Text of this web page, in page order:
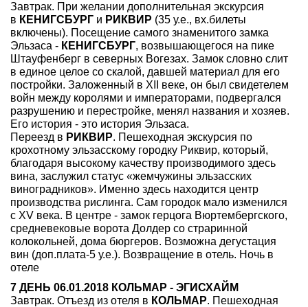
Завтрак. При желании дополнительная экскурсия
в КЕНИГСБУРГ и РИКВИР (35 у.е., вх.билеты
включены). Посещение самого знаменитого замка
Эльзаса - КЕНИГСБУРГ, возвышающегося на пике
Штауфенберг в северных Вогезах. Замок словно слит
в единое целое со скалой, давшей материал для его
постройки. Заложенный в XII веке, он был свидетелем
войн между королями и императорами, подвергался
разрушению и перестройке, менял названия и хозяев.
Его история - это история Эльзаса.
Переезд в РИКВИР. Пешеходная экскурсия по
крохотному эльзасскому городку Риквир, который,
благодаря высокому качеству производимого здесь
вина, заслужил статус «жемчужины эльзасских
виноградников». Именно здесь находится центр
производства рислинга. Сам городок мало изменился
с XV века. В центре - замок герцога Вюртембергского,
средневековые ворота Долдер со страринной
колокольней, дома бюргеров. Возможна дегустация
вин (доп.плата-5 у.е.). Возвращение в отель. Ночь в
отеле
7 ДЕНЬ 06.01.2018 КОЛЬМАР - ЭГИСХАЙМ
Завтрак. Отъезд из отеля в КОЛЬМАР. Пешеходная